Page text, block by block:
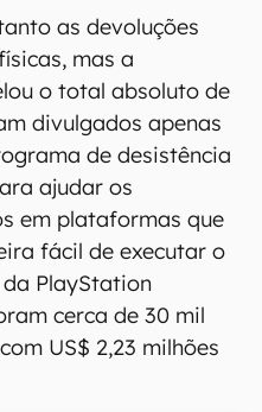
as devoluções
mas a
o total absoluto de
divulgados apenas
de desistência
ajudar os
em plataformas que
fácil de executar o
PlayStation
cerca de 30 mil
US$ 2,23 milhões